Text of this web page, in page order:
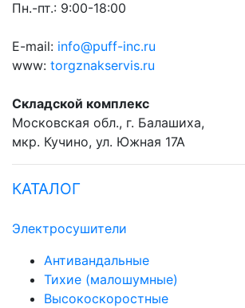
Пн.-пт.: 9:00-18:00
E-mail: info@puff-inc.ru
www: torgznakservis.ru
Складской комплекс
Московская обл., г. Балашиха,
мкр. Кучино, ул. Южная 17А
КАТАЛОГ
Электросушители
Антивандальные
Тихие (малошумные)
Высокоскоростные